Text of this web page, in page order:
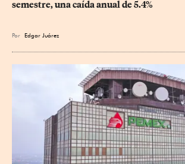
semestre, una caída anual de 5.4%
Por Edgar Juárez